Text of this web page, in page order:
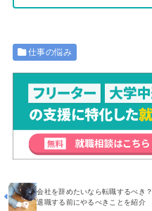
仕事の悩み
会社を辞めたいなら転職するべき？
退職する前にやるべきことを紹介